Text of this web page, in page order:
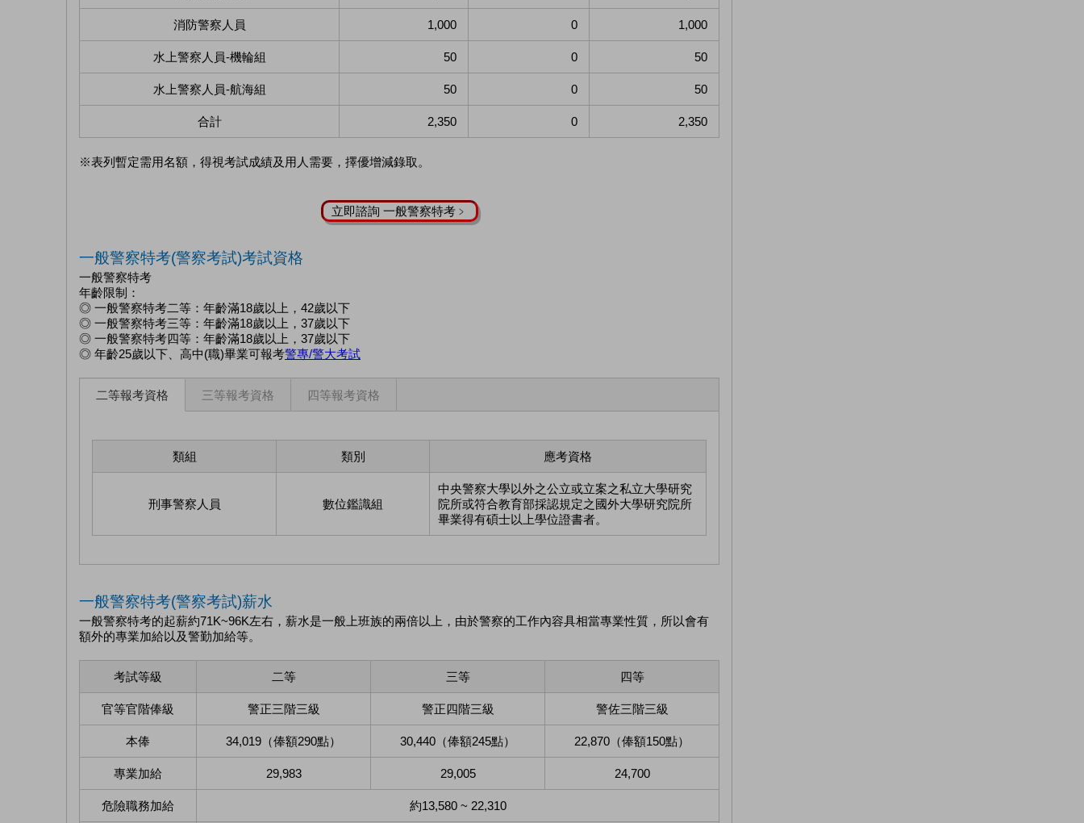
消防警察人員 1,000 0 1,000
水上警察人員-機輪組 50 0 50
水上警察人員-航海組 50 0 50
合計 2,350 0 2,350
※表列暫定需用名額，得視考試成績及用人需要，擇優增減錄取。
立即諮詢 一般警察特考﹥
一般警察特考(警察考試)考試資格
一般警察特考
年齡限制：
◎ 一般警察特考二等：年齡滿18歲以上，42歲以下
◎ 一般警察特考三等：年齡滿18歲以上，37歲以下
◎ 一般警察特考四等：年齡滿18歲以上，37歲以下
◎ 年齡25歲以下、高中(職)畢業可報考警專/警大考試
二等報考資格 三等報考資格 四等報考資格
類組 類別 應考資格
刑事警察人員 數位鑑識組
中央警察大學以外之公立或立案之私立大學研究
院所或符合教育部採認規定之國外大學研究院所
畢業得有碩士以上學位證書者。
一般警察特考(警察考試)薪水
一般警察特考的起薪約71K~96K左右，薪水是一般上班族的兩倍以上，由於警察的工作內容具相當專業性質，所以會有
額外的專業加給以及警勤加給等。
考試等級 二等 三等 四等
官等官階俸級 警正三階三級 警正四階三級 警佐三階三級
本俸 34,019（俸額290點） 30,440（俸額245點） 22,870（俸額150點）
專業加給 29,983 29,005 24,700
危險職務加給 約13,580 ~ 22,310